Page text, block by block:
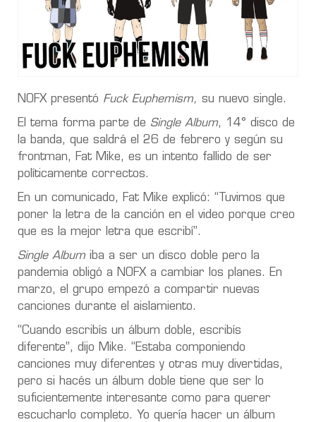
NOFX presentó Fuck Euphemism, su nuevo single.
El tema forma parte de Single Album, 14° disco de
la banda, que saldrá el 26 de febrero y según su
frontman, Fat Mike, es un intento fallido de ser
políticamente correctos.
En un comunicado, Fat Mike explicó: “Tuvimos que
poner la letra de la canción en el video porque creo
que es la mejor letra que escribí”.
Single Albumiba a ser un disco doble pero la
pandemia obligó a NOFX a cambiar los planes. En
marzo, el grupo empezó a compartir nuevas
canciones durante el aislamiento.
“Cuando escribís un álbum doble, escribís
diferente”, dijo Mike. “Estaba componiendo
canciones muy diferentes y otras muy divertidas,
pero si hacés un álbum doble tiene que ser lo
suficientemente interesante como para querer
escucharlo completo. Yo quería hacer un álbum